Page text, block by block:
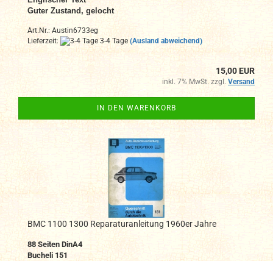
Guter Zustand, gelocht
Art.Nr.: Austin6733eg
Lieferzeit:
3-4 Tage (Ausland abweichend)
15,00 EUR
inkl. 7% MwSt. zzgl. Versand
IN DEN WARENKORB
BMC 1100 1300 Reparaturanleitung 1960er Jahre
88 Seiten DinA4
Bucheli 151